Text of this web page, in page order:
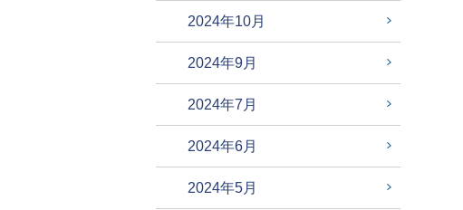
2024年10月
2024年9月
2024年7月
2024年6月
2024年5月